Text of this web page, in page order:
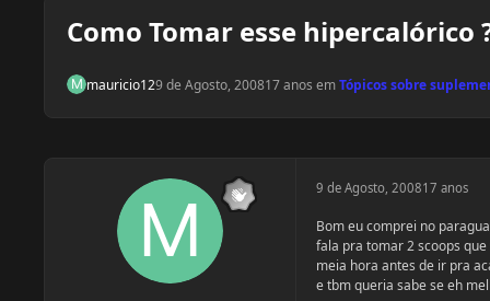
Como Tomar esse hipercalórico
mauricio129 de Agosto, 200817 anos emTópicos sobre
9 de Agosto, 200817 anos
Bom eu comprei no
fala pra tomar 2 scoops
meia hora antes de ir pra
e tbm queria sabe se eh